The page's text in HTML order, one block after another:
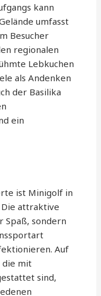
kann
umfasst
Besucher
regionalen
Lebkuchen
als Andenken
der Basilika
ein
ist Minigolf in
Die attraktive
Spaß, sondern
Auf
die mit
sind,